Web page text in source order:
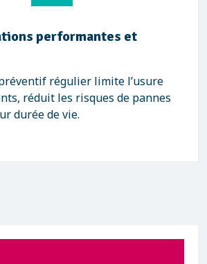
performantes et
régulier limite l’usure
réduit les risques de pannes
durée de vie.